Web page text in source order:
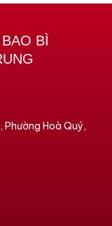
BÌ
Phường Hoà Quý,